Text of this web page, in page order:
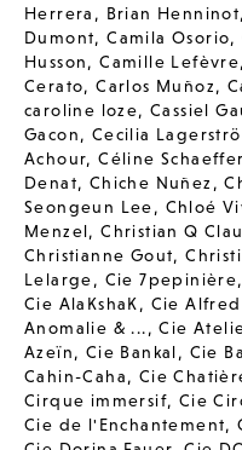
Herrera , Brian Henninot,
Dumont,Camila Osorio,
Husson,Camille Lefèvre
Cerato,Carlos Muñoz,
caroline loze,Cassiel
Gacon, Cecilia
Achour,Céline Schaeffer
Denat, Chiche Nuñez ,
Seongeun Lee, Chloé
Menzel,Christian Q
Christianne Gout,
Lelarge, Cie 7pepinière
Cie AlaKshaK, Cie
Anomalie & ...,Cie
Azeïn, Cie Bankal, Cie
Cahin-Caha, Cie
Cirque immersif, Cie
Cie de l'Enchantement,